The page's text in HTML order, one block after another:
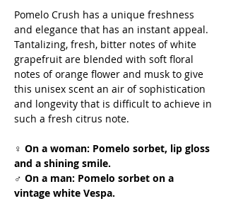
Pomelo Crush has a unique freshness
and elegance that has an instant appeal.
Tantalizing, fresh, bitter notes of white
grapefruit are blended with soft floral
notes of orange flower and musk to give
this unisex scent an air of sophistication
and longevity that is difficult to achieve in
such a fresh citrus note.
♀ On a woman: Pomelo sorbet, lip gloss
and a shining smile.
♂ On a man: Pomelo sorbet on a
vintage white Vespa.